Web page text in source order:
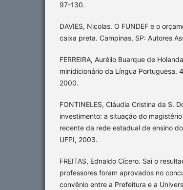
97-130.
DAVIES, Nicolas. O FUNDEF e o
caixa preta. Campinas, SP: Autores
FERREIRA, Aurélio Buarque de
minidicionário da Língua Portuguesa.
2000.
FONTINELES, Cláudia Cristina da S.
investimento: a situação do
recente da rede estadual de ensino
UFPI, 2003.
FREITAS, Ednaldo Cícero. Sai o
professores foram aprovados no
convênio entre a Prefeitura e a